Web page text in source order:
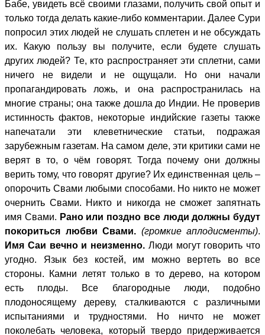
Бабе, увидеть всё своими глазами, получить свой опыт и
только тогда делать какие-либо комментарии. Далее Сури
попросил этих людей не слушать сплетен и не обсуждать
их. Какую пользу вы получите, если будете слушать
других людей? Те, кто распространяет эти сплетни, сами
ничего не видели и не ощущали. Но они начали
пропагандировать ложь, и она распространилась на
многие страны; она также дошла до Индии. Не проверив
истинность фактов, некоторые индийские газеты также
напечатали эти клеветнические статьи, подражая
зарубежным газетам. На самом деле, эти критики сами не
верят в то, о чём говорят. Тогда почему они должны
верить тому, что говорят другие? Их единственная цель –
опорочить Свами любыми способами. Но никто не может
очернить Свами. Никто и никогда не сможет запятнать
имя Свами. Рано или поздно все люди должны будут
покориться любви Свами. (громкие аплодисменты).
Имя Саи вечно и неизменно. Люди могут говорить что
угодно. Язык без костей, им можно вертеть во все
стороны. Камни летят только в то дерево, на котором
есть плоды. Все благородные люди, подобно
плодоносящему дереву, сталкиваются с различными
испытаниями и трудностями. Но ничто не может
поколебать человека, который твердо придерживается